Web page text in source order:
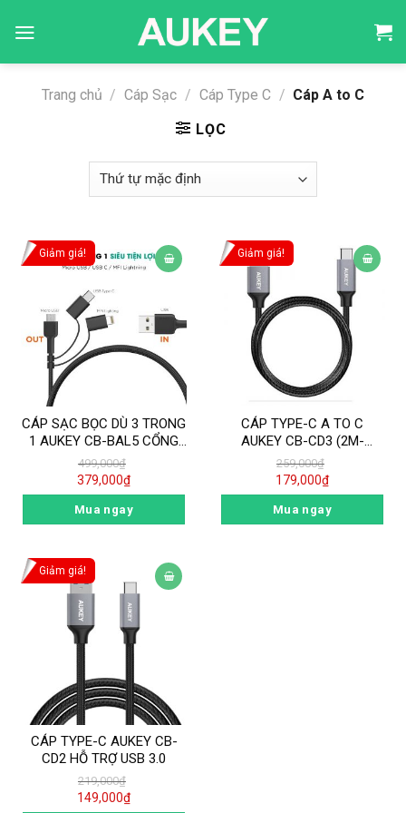
content
Trang chủ / Cáp Sạc / Cáp Type C / Cáp A to C
LỌC
Giảm giá!
CÁP SẠC BỌC DÙ 3 TRONG
1 AUKEY CB-BAL5 CỔNG
LIGHTNING, TYPE C, MICRO
USB CHUẨN MFI
499,000₫
379,000₫
Mua ngay
Giảm giá!
CÁP TYPE-C A TO C
AUKEY CB-CD3 (2M-
USB3.0)
259,000₫
179,000₫
Mua ngay
Giảm giá!
CÁP TYPE-C AUKEY CB-
CD2 HỖ TRỢ USB 3.0
219,000₫
149,000₫